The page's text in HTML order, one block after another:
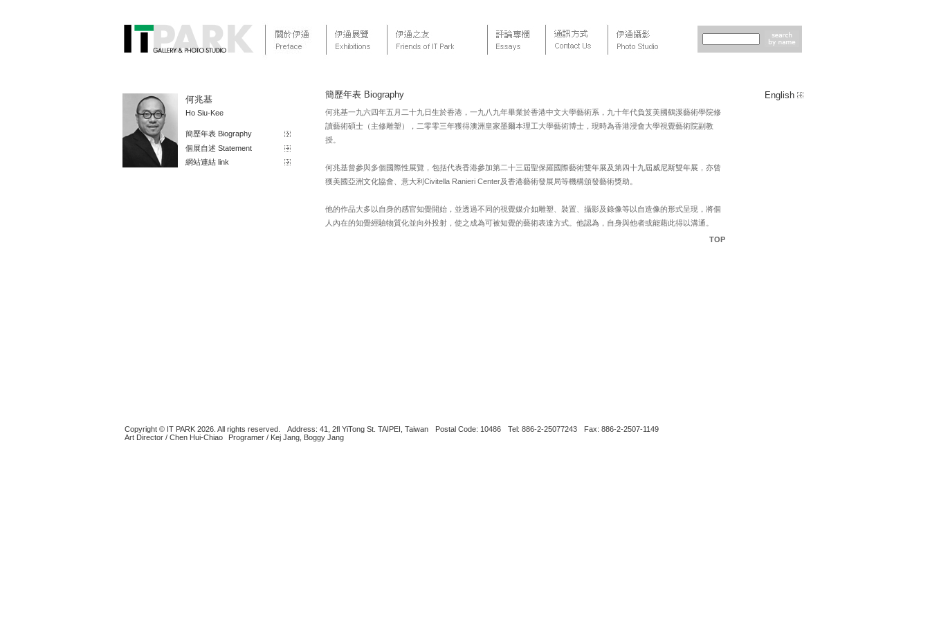
何兆基
Ho Siu-Kee
簡歷年表 Biography
個展自述 Statement
網站連結 link
簡歷年表 Biography English
何兆基一九六四年五月二十九日生於香港，一九八九年畢業於香港中文大學藝術系，九十年代負笈美國鶴溪藝術學院修
讀藝術碩士（主修雕塑），二零零三年獲得澳洲皇家墨爾本理工大學藝術博士，現時為香港浸會大學視覺藝術院副教
授。
何兆基曾參與多個國際性展覽，包括代表香港參加第二十三屆聖保羅國際藝術雙年展及第四十九屆威尼斯雙年展，亦曾
獲美國亞洲文化協會、意大利Civitella Ranieri Center及香港藝術發展局等機構頒發藝術獎助。
他的作品大多以自身的感官知覺開始，並透過不同的視覺媒介如雕塑、裝置、攝影及錄像等以自造像的形式呈現，將個
人內在的知覺經驗物質化並向外投射，使之成為可被知覺的藝術表達方式。他認為，自身與他者或能藉此得以溝通。
TOP
Copyright © IT PARK 2026. All rights reserved. Address: 41, 2fl YiTong St. TAIPEI, Taiwan Postal Code: 10486 Tel: 886-2-25077243
Fax: 886-2-2507-1149
Art Director / Chen Hui-Chiao
Programer / Kej Jang, Boggy Jang